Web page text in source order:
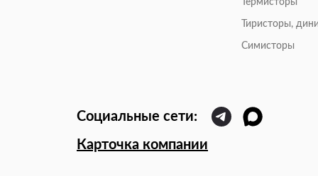
Термисторы
Тиристоры,
Симисторы
Карточка компании